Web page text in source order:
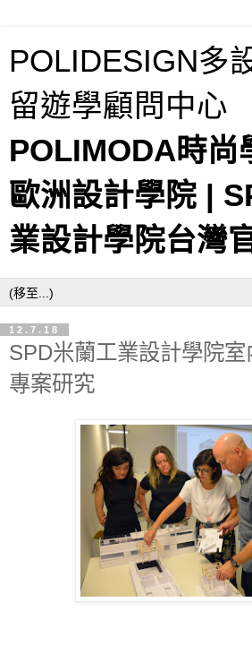
POLIDESIGN多
留遊學顧問中心
POLIMODA時尚
歐洲設計學院 |
業設計學院台灣
12.7.18
SPD米蘭工業設計學院
專案研究